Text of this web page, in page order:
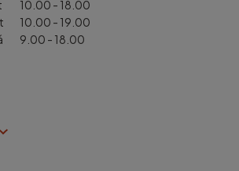
10.00 - 18.00
10.00 - 19.00
9.00 - 18.00